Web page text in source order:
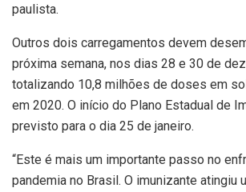
paulista.
Outros dois carregamentos devem
próxima semana, nos dias 28 e 30 de
totalizando 10,8 milhões de doses em
em 2020. O início do Plano Estadual de
previsto para o dia 25 de janeiro.
“Este é mais um importante passo no
pandemia no Brasil. O imunizante atingiu